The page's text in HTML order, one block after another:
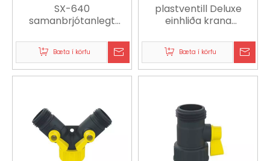
SX-640
samanbrjótanlegt
Bæta í körfu
plastventill Deluxe
einhliða krana
krana í eldhúsi
Bæta í körfu